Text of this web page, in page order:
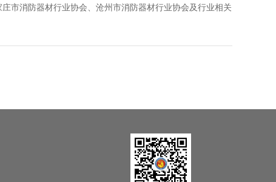
市消防器材行业协会、沧州市消防器材行业协会及行业相关